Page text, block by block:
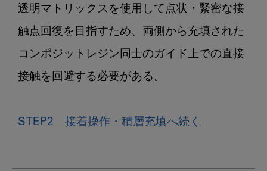
透明マトリックスを使用して点状・緊密な接
触点回復を目指すため、両側から充填された
コンポジットレジン同士のガイド上での直接
接触を回避する必要がある。
STEP2 接着操作・積層充填へ続く